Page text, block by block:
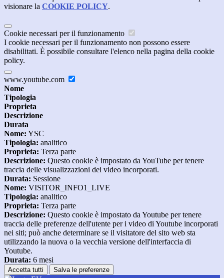
visionare la COOKIE POLICY.
Cookie necessari per il funzionamento
I cookie necessari per il funzionamento non possono essere
disabilitati. È possibile consultare l'elenco nella pagina della cookie
policy.
www.youtube.com
Nome
Tipologia
Proprieta
Descrizione
Durata
Nome: YSC
Tipologia: analitico
Proprieta: Terza parte
Descrizione: Questo cookie è impostato da YouTube per tenere
traccia delle visualizzazioni dei video incorporati.
Durata: Sessione
Nome: VISITOR_INFO1_LIVE
Tipologia: analitico
Proprieta: Terza parte
Descrizione: Questo cookie è impostato da Youtube per tenere
traccia delle preferenze dell'utente per i video di Youtube incorporati
nei siti; può anche determinare se il visitatore del sito web sta
utilizzando la nuova o la vecchia versione dell'interfaccia di
Youtube.
Durata: 6 mesi
Accetta tutti Salva le preferenze